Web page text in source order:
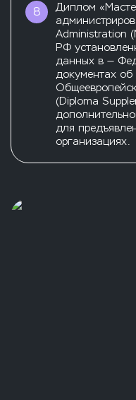
8
Диплом «Мастер делового
Administration
РФ
данных в —
документах
(Diploma
для
организациях.